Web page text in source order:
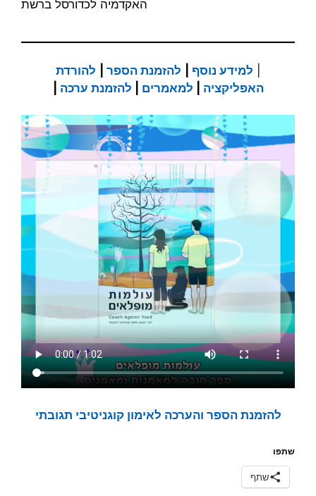
האקדמיה לכדורסל ברשת
למידע נוסף להזמנת הספר
להורדת
האפליקציה
למאמרים להזמנת ערכה
להזמנת הספר והערכה לאימון קוגניטיבי תגובתי
שתפו
שתף